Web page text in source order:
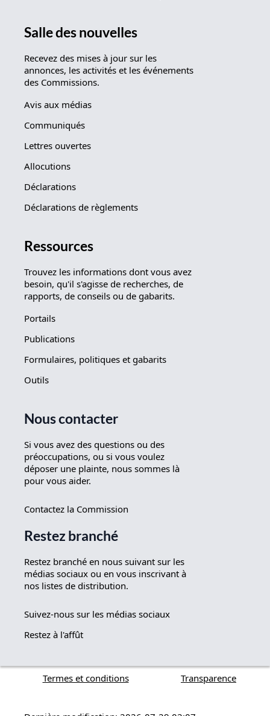
Salle des nouvelles
Recevez des mises à jour sur les
annonces, les activités et les événements
des Commissions.
Avis aux médias
Communiqués
Lettres ouvertes
Allocutions
Déclarations
Déclarations de règlements
Ressources
Trouvez les informations dont vous avez
besoin, qu'il s'agisse de recherches, de
rapports, de conseils ou de gabarits.
Portails
Publications
Formulaires, politiques et gabarits
Outils
Nous contacter
Si vous avez des questions ou des
préoccupations, ou si vous voulez
déposer une plainte, nous sommes là
pour vous aider.
Contactez la Commission
Restez branché
Restez branché en nous suivant sur les
médias sociaux ou en vous inscrivant à
nos listes de distribution.
Suivez-nous sur les médias sociaux
Restez à l'affût
Termes et conditions Transparence